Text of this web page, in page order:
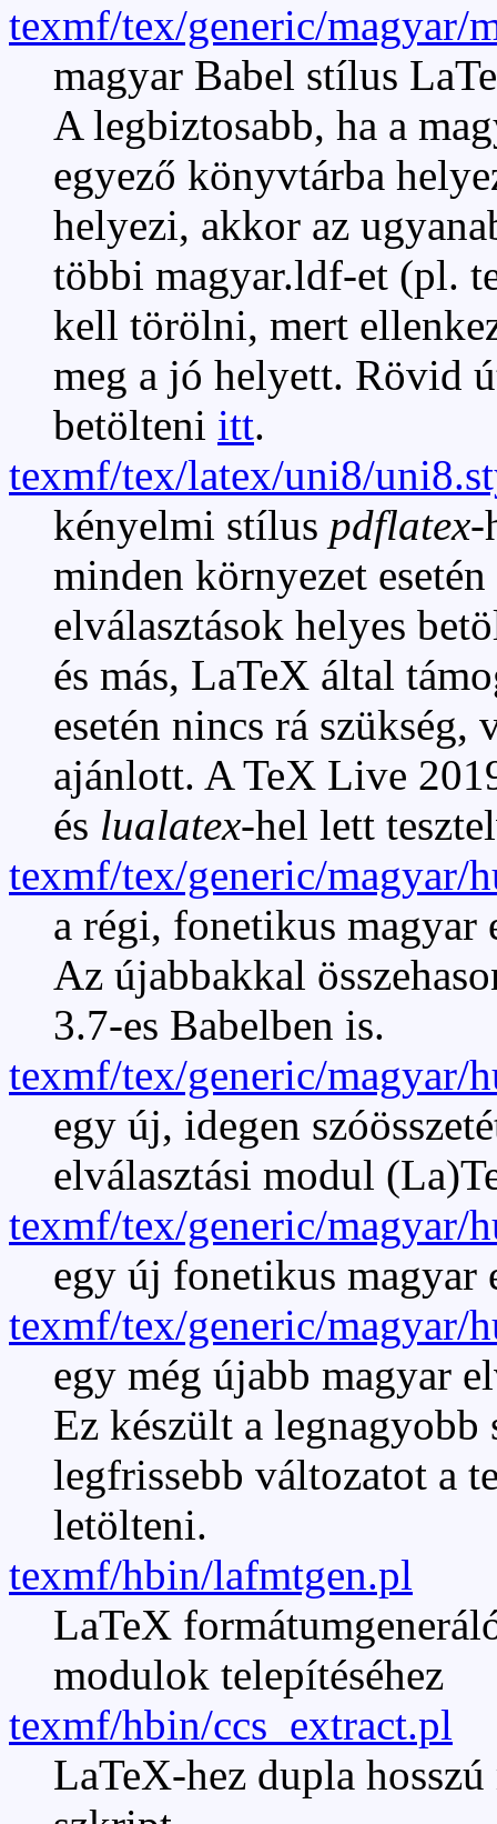
texmf/tex/generic/magyar/
magyar Babel stílus
A legbiztosabb, ha a
egyező könyvtárba
helyezi, akkor az
többi magyar.ldf-et (pl.
kell törölni, mert
meg a jó helyett. Rövid
betölteni itt.
texmf/tex/latex/uni8/
kényelmi stílus pdflatex-
minden környezet
elválasztások helyes
és más, LaTeX által
esetén nincs rá szükség,
ajánlott. A TeX Live
és lualatex-hel lett
texmf/tex/generic/magyar/
a régi, fonetikus magyar
Az újabbakkal
3.7-es Babelben is.
texmf/tex/generic/magyar/
egy új, idegen
elválasztási modul
texmf/tex/generic/magyar/
egy új fonetikus magyar
texmf/tex/generic/magyar/
egy még újabb magyar
Ez készült a legnagyobb
legfrissebb változatot a
letölteni.
texmf/hbin/lafmtgen.pl
LaTeX
modulok telepítéséhez
texmf/hbin/ccs_extract.pl
LaTeX-hez dupla